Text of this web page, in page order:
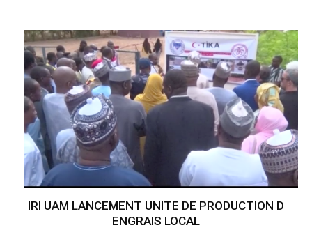
IRI UAM LANCEMENT UNITE DE PRODUCTION D
ENGRAIS LOCAL